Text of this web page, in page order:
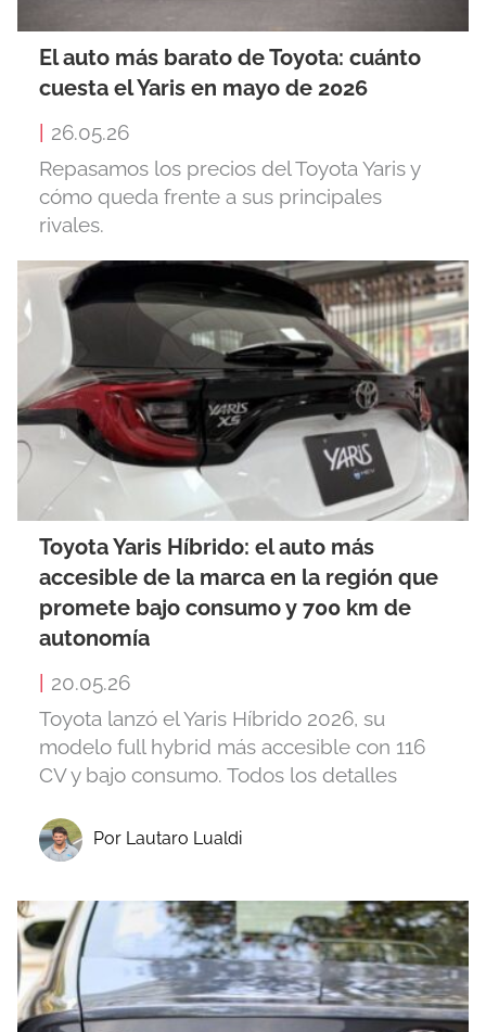
El auto más barato de Toyota: cuánto
cuesta el Yaris en mayo de 2026
26.05.26
Repasamos los precios del Toyota Yaris y
cómo queda frente a sus principales
rivales.
Toyota Yaris Híbrido: el auto más
accesible de la marca en la región que
promete bajo consumo y 700 km de
autonomía
20.05.26
Toyota lanzó el Yaris Híbrido 2026, su
modelo full hybrid más accesible con 116
CV y bajo consumo. Todos los detalles
Por Lautaro Lualdi